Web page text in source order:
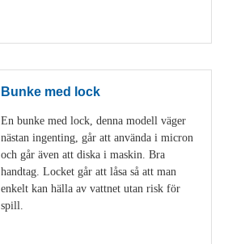
Bunke med lock
En bunke med lock, denna modell väger
nästan ingenting, går att använda i micron
och går även att diska i maskin. Bra
handtag. Locket går att låsa så att man
enkelt kan hälla av vattnet utan risk för
spill.